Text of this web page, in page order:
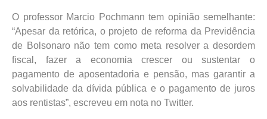
O professor Marcio Pochmann tem opinião semelhante:
“Apesar da retórica, o projeto de reforma da Previdência
de Bolsonaro não tem como meta resolver a desordem
fiscal, fazer a economia crescer ou sustentar o
pagamento de aposentadoria e pensão, mas garantir a
solvabilidade da dívida pública e o pagamento de juros
aos rentistas”, escreveu em nota no Twitter.